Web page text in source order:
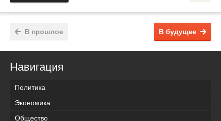
В будущее
В прошлое
Навигация
Политика
Экономика
Общество